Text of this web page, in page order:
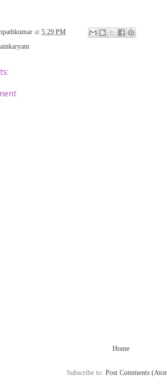
at 5:29 PM
Home
Subscribe to: Post Comments